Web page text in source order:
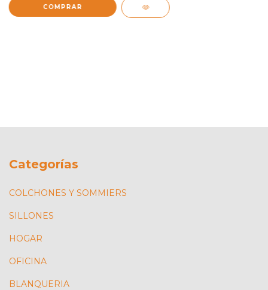
COMPRAR
Categorías
COLCHONES Y SOMMIERS
SILLONES
HOGAR
OFICINA
BLANQUERIA